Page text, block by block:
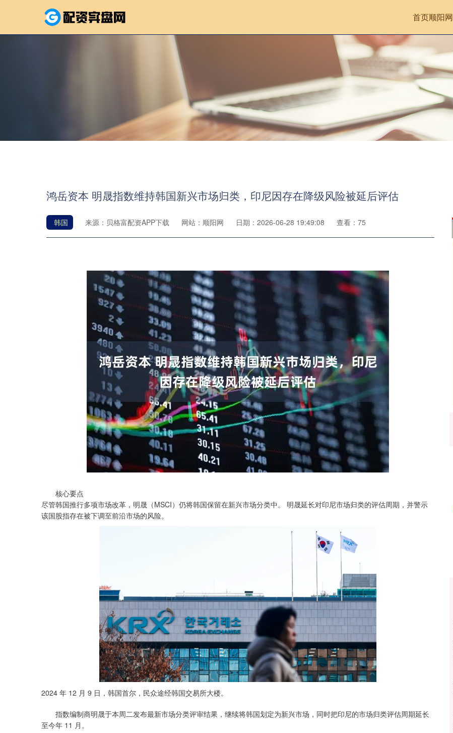
首页顺阳网
鸿岳资本 明晟指数维持韩国新兴市场归类，印尼因存在降级风险被延后评估
韩国 来源：贝格富配资APP下载 网站：顺阳网 日期：2026-06-28 19:49:08 查看：75
核心要点
尽管韩国推行多项市场改革，明晟（MSCI）仍将韩国保留在新兴市场分类中。 明晟延长对印尼市场归类的评估周期，并警示
该国股指存在被下调至前沿市场的风险。
2024 年 12 月 9 日，韩国首尔，民众途经韩国交易所大楼。
指数编制商明晟于本周二发布最新市场分类评审结果，继续将韩国划定为新兴市场，同时把印尼的市场归类评估周期延长
至今年 11 月。
深证成指 14110.12 -34.08 -0.24% 沪深300 4651.31 -6.85